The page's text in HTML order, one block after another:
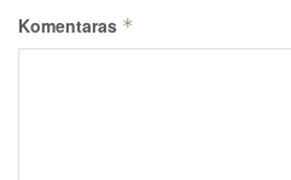
Komentaras *